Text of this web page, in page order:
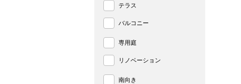
テラス
バルコニー
専用庭
リノベーション
南向き